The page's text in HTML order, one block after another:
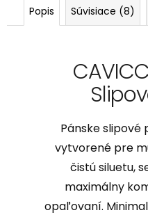
Popis Súvisiace (8)
Pánske slipové
vytvorené pre
čistú siluetu,
maximálny
opaľovaní.